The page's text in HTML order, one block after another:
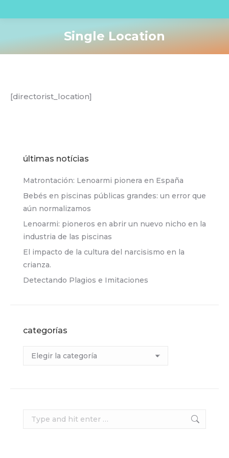
Single Location
[directorist_location]
últimas notícias
Matrontación: Lenoarmi pionera en España
Bebés en piscinas públicas grandes: un error que
aún normalizamos
Lenoarmi: pioneros en abrir un nuevo nicho en la
industria de las piscinas
El impacto de la cultura del narcisismo en la
crianza.
Detectando Plagios e Imitaciones
categorías
Categorías
Search: